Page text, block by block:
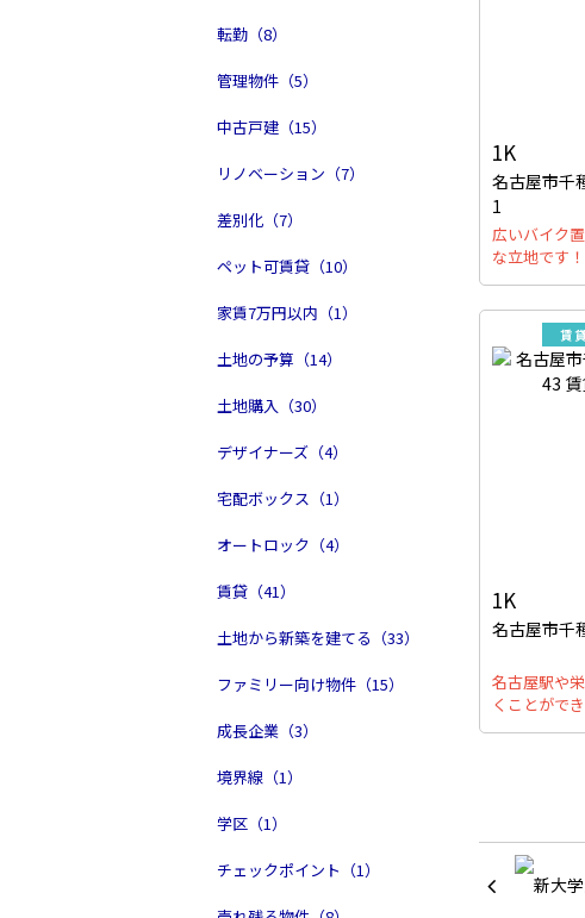
転勤（8）
管理物件（5）
中古戸建（15）
リノベーション（7）
差別化（7）
ペット可賃貸（10）
家賃7万円以内（1）
土地の予算（14）
土地購入（30）
デザイナーズ（4）
宅配ボックス（1）
オートロック（4）
賃貸（41）
土地から新築を建てる（33）
ファミリー向け物件（15）
成長企業（3）
境界線（1）
学区（1）
チェックポイント（1）
1K
名古屋市千
1
広いバイク
な立地です！
賃
1K
名古屋市千
名古屋駅や
くことがで